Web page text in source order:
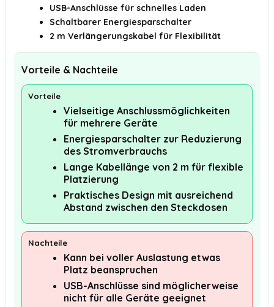
USB-Anschlüsse für schnelles Laden
Schaltbarer Energiesparschalter
2 m Verlängerungskabel für Flexibilität
Vorteile & Nachteile
Vorteile
Vielseitige Anschlussmöglichkeiten
für mehrere Geräte
Energiesparschalter zur Reduzierung
des Stromverbrauchs
Lange Kabellänge von 2 m für flexible
Platzierung
Praktisches Design mit ausreichend
Abstand zwischen den Steckdosen
Nachteile
Kann bei voller Auslastung etwas
Platz beanspruchen
USB-Anschlüsse sind möglicherweise
nicht für alle Geräte geeignet